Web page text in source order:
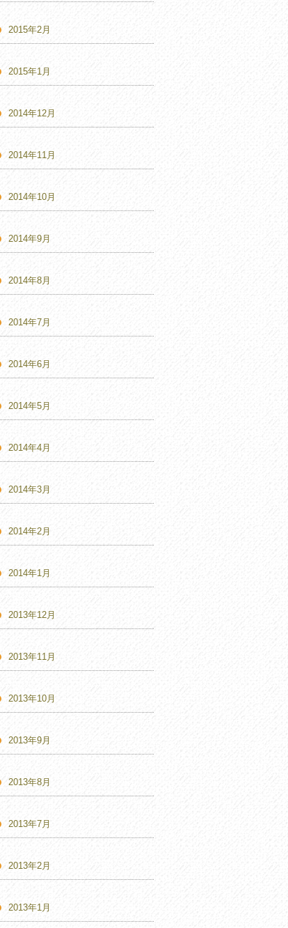
2015年2月
2015年1月
2014年12月
2014年11月
2014年10月
2014年9月
2014年8月
2014年7月
2014年6月
2014年5月
2014年4月
2014年3月
2014年2月
2014年1月
2013年12月
2013年11月
2013年10月
2013年9月
2013年8月
2013年7月
2013年2月
2013年1月